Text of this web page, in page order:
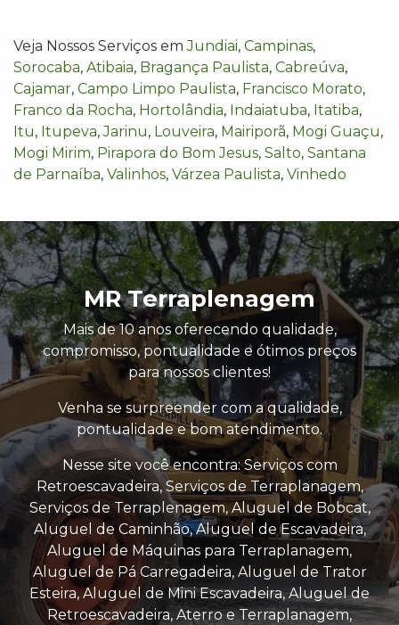
Veja Nossos Serviços emJundiai, Campinas,
Sorocaba, Atibaia, Bragança Paulista, Cabreúva,
Cajamar, Campo Limpo Paulista, Francisco Morato,
Franco da Rocha, Hortolândia, Indaiatuba, Itatiba,
Itu, Itupeva,Jarinu, Louveira, Mairiporã, Mogi Guaçu,
Mogi Mirim, Pirapora do Bom Jesus, Salto, Santana
de Parnaíba, Valinhos, Várzea Paulista, Vinhedo
MR Terraplenagem
Mais de 10 anos oferecendo qualidade,
compromisso, pontualidade e ótimos preços
para nossos clientes!
Venha se surpreender com a qualidade,
pontualidade e bom atendimento.
Nesse site você encontra: Serviços com
Retroescavadeira, Serviços de Terraplanagem,
Serviços de Terraplenagem, Aluguel de Bobcat,
Aluguel de Caminhão, Aluguel de Escavadeira,
Aluguel de Máquinas para Terraplanagem,
Aluguel de Pá Carregadeira, Aluguel de Trator
Esteira, Aluguel de Mini Escavadeira, Aluguel de
Retroescavadeira, Aterro e Terraplanagem,